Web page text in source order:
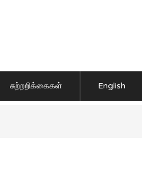
சுற்றறிக்கைகள் English